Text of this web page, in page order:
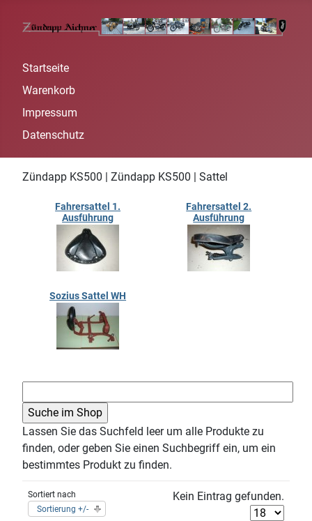
Startseite
Warenkorb
Impressum
Datenschutz
Zündapp KS500 | Zündapp KS500 | Sattel
Fahrersattel 1.
Ausführung
Fahrersattel 2.
Ausführung
Sozius Sattel WH
Lassen Sie das Suchfeld leer um alle Produkte zu
finden, oder geben Sie einen Suchbegriff ein, um ein
bestimmtes Produkt zu finden.
Sortiert nach
Sortierung +/-
Kein Eintrag gefunden.